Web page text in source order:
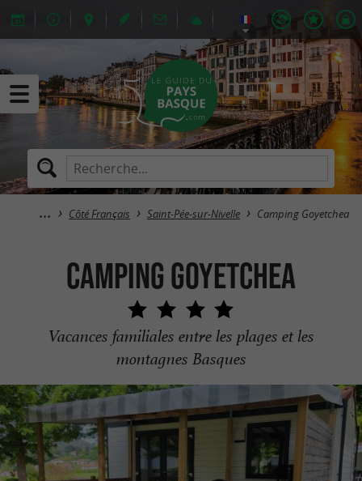
Côté Français Saint-Pée-sur-Nivelle Camping Goyetchea
Camping Goyetchea
Vacances familiales entre les plages et les
montagnes Basques